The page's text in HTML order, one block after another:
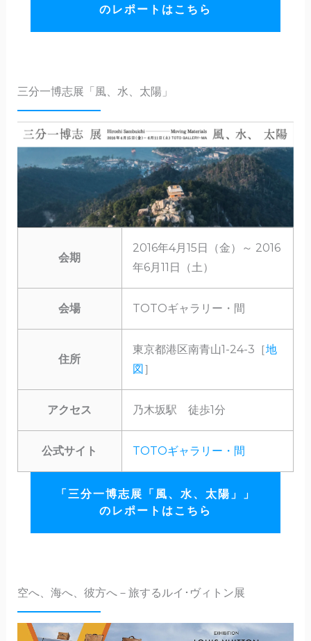
のレポートはこちら
三分一博志展「風、水、太陽」
会期
2016年4月15日（金）～ 2016
年6月11日（土）
会場 TOTOギャラリー・間
住所
東京都港区南青山1-24-3［地
図］
アクセス 乃木坂駅 徒歩1分
公式サイト TOTOギャラリー・間
「三分一博志展「風、水、太陽」」
のレポートはこちら
空へ、海へ、彼方へ－旅するルイ･ヴィトン展